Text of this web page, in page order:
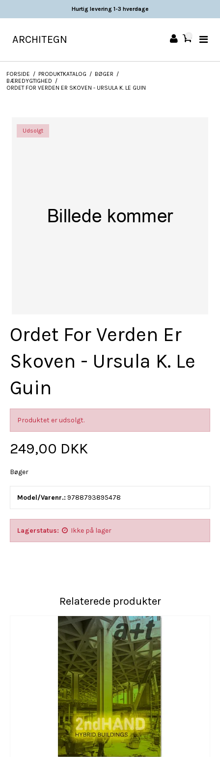
Hurtig levering 1-3 hverdage
ARCHITEGN
FORSIDE / PRODUKTKATALOG / BØGER /
BÆREDYGTIGHED /
ORDET FOR VERDEN ER SKOVEN - URSULA K. LE GUIN
Udsolgt
Ordet For Verden Er
Skoven - Ursula K. Le
Guin
Produktet er udsolgt.
249,00 DKK
Bøger
Model/Varenr.: 9788793895478
Lagerstatus: Ikke på lager
Relaterede produkter